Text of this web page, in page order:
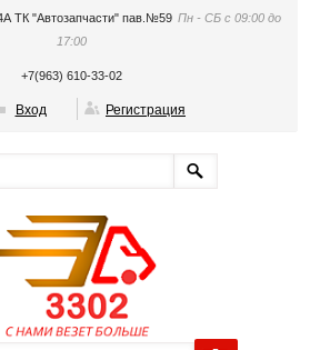
ТК "Автозапчасти" пав.№59 Пн - СБ с 09:00 до
17:00
+7(963) 610-33-02
Вход Регистрация